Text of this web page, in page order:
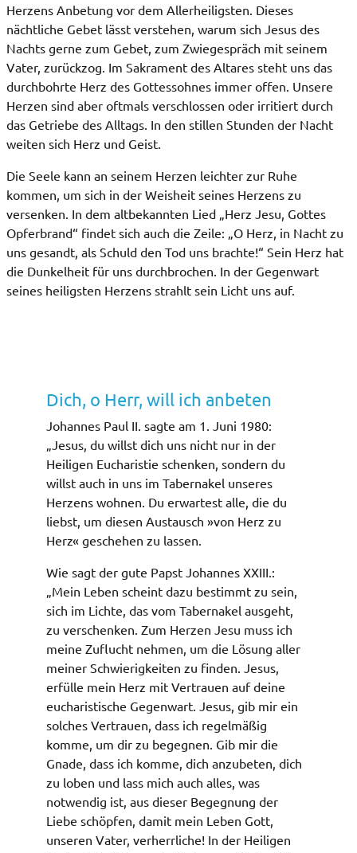
Herzens Anbetung vor dem Allerheiligsten. Dieses
nächtliche Gebet lässt verstehen, warum sich Jesus des
Nachts gerne zum Gebet, zum Zwiegespräch mit seinem
Vater, zurückzog. Im Sakrament des Altares steht uns das
durchbohrte Herz des Gottessohnes immer offen. Unsere
Herzen sind aber oftmals verschlossen oder irritiert durch
das Getriebe des Alltags. In den stillen Stunden der Nacht
weiten sich Herz und Geist.
Die Seele kann an seinem Herzen leichter zur Ruhe
kommen, um sich in der Weisheit seines Herzens zu
versenken. In dem altbekannten Lied „Herz Jesu, Gottes
Opferbrand“ findet sich auch die Zeile: „O Herz, in Nacht zu
uns gesandt, als Schuld den Tod uns brachte!“ Sein Herz hat
die Dunkelheit für uns durchbrochen. In der Gegenwart
seines heiligsten Herzens strahlt sein Licht uns auf.
Dich, o Herr, will ich anbeten
Johannes Paul II. sagte am 1. Juni 1980:
„Jesus, du willst dich uns nicht nur in der
Heiligen Eucharistie schenken, sondern du
willst auch in uns im Tabernakel unseres
Herzens wohnen. Du erwartest alle, die du
liebst, um diesen Austausch »von Herz zu
Herz« geschehen zu lassen.
Wie sagt der gute Papst Johannes XXIII.:
„Mein Leben scheint dazu bestimmt zu sein,
sich im Lichte, das vom Tabernakel ausgeht,
zu verschenken. Zum Herzen Jesu muss ich
meine Zuflucht nehmen, um die Lösung aller
meiner Schwierigkeiten zu finden. Jesus,
erfülle mein Herz mit Vertrauen auf deine
eucharistische Gegenwart. Jesus, gib mir ein
solches Vertrauen, dass ich regelmäßig
komme, um dir zu begegnen. Gib mir die
Gnade, dass ich komme, dich anzubeten, dich
zu loben und lass mich auch alles, was
notwendig ist, aus dieser Begegnung der
Liebe schöpfen, damit mein Leben Gott,
unseren Vater, verherrliche! In der Heiligen